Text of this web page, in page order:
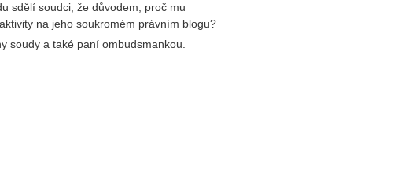
sdělí soudci, že důvodem, proč mu
na jeho soukromém právním blogu?
soudy a také paní ombudsmankou.